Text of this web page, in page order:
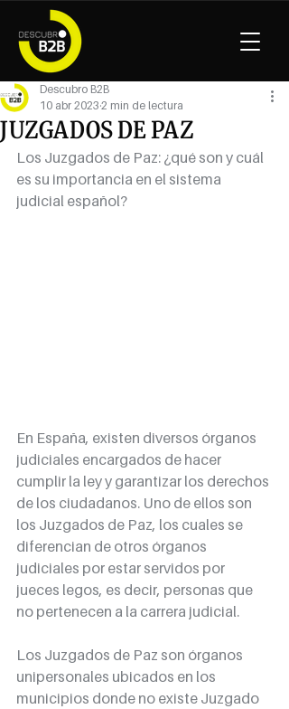
JUZGADOS DE PAZ
Descubro B2B
10 abr 2023 2 min de lectura
Los Juzgados de Paz: ¿qué son y cuál
es su importancia en el sistema
judicial español?
En España, existen diversos órganos
judiciales encargados de hacer
cumplir la ley y garantizar los derechos
de los ciudadanos. Uno de ellos son
los Juzgados de Paz, los cuales se
diferencian de otros órganos
judiciales por estar servidos por
jueces legos, es decir, personas que
no pertenecen a la carrera judicial.
Los Juzgados de Paz son órganos
unipersonales ubicados en los
municipios donde no existe Juzgado